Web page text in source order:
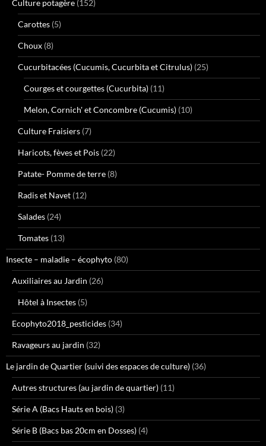
Culture potagère (152)
Carottes (5)
Choux (8)
Cucurbitacées (Cucumis, Cucurbita et Citrulus) (25)
Courges et courgettes (Cucurbita) (11)
Melon, Cornich' et Concombre (Cucumis) (10)
Culture Fraisiers (7)
Haricots, fèves et Pois (22)
Patate- Pomme de terre (8)
Radis et Navet (12)
Salades (24)
Tomates (13)
Insecte – maladie – écophyto (80)
Auxiliaires au Jardin (26)
Hôtel à Insectes (5)
Ecophyto2018_pesticides (34)
Ravageurs au jardin (32)
Le jardin de Quartier (suivi des espaces de culture) (36)
Autres structures (au jardin de quartier) (11)
Série A (Bacs Hauts en bois) (3)
Série B (Bacs bas 20cm en Dosses) (4)